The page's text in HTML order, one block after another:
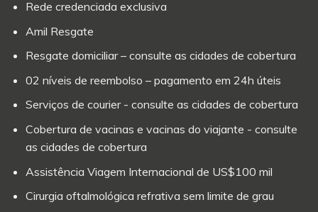
Rede credenciada exclusiva
Amil Resgate
Resgate domiciliar – consulte as cidades de cobertura
02 níveis de reembolso – pagamento em 24h úteis
Serviços de courier - consulte as cidades de cobertura
Cobertura de vacinas e vacinas do viajante - consulte
as cidades de cobertura
Assistência Viagem Internacional de US$100 mil
Cirurgia oftalmológica refrativa sem limite de grau